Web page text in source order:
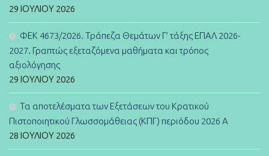
29 ΙΟΥΛΊΟΥ 2026
ΦΕΚ 4673/2026. Τράπεζα Θεμάτων Γ’ τάξης ΕΠΑΛ 2026-
2027. Γραπτώς εξεταζόμενα μαθήματα και τρόπος
αξιολόγησης
29 ΙΟΥΛΊΟΥ 2026
Τα αποτελέσματα των Εξετάσεων του Κρατικού
Πιστοποιητικού Γλωσσομάθειας (ΚΠΓ) περιόδου 2026 Α
28 ΙΟΥΛΊΟΥ 2026